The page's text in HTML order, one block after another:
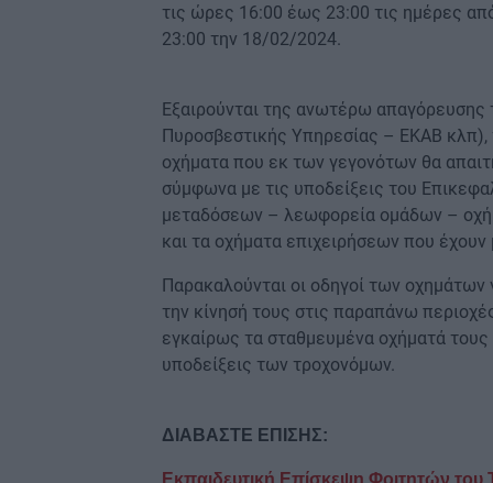
τις ώρες 16:00 έως 23:00 τις ημέρες
23:00 την 18/02/2024.
Εξαιρούνται της ανωτέρω
Πυροσβεστικής Υπηρεσίας – ΕΚΑΒ
οχήματα που εκ των γεγονότων θα
σύμφωνα με τις υποδείξεις του
μεταδόσεων – λεωφορεία ομάδων –
και τα οχήματα επιχειρήσεων που
Παρακαλούνται οι οδηγοί των
την κίνησή τους στις παραπάνω
εγκαίρως τα σταθμευμένα οχήματά
υποδείξεις των τροχονόμων.
ΔΙΑΒΑΣΤΕ ΕΠΙΣΗΣ:
Εκπαιδευτική Επίσκεψη Φοιτητών